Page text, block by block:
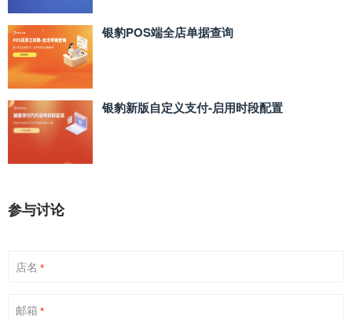
银豹POS端全店单据查询
银豹新版自定义支付‑启用时段配置
参与讨论
店名 *
邮箱 *